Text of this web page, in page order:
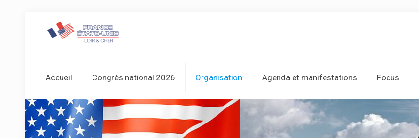
Accueil Congrès national 2026 Organisation Agenda et manifestations Focus